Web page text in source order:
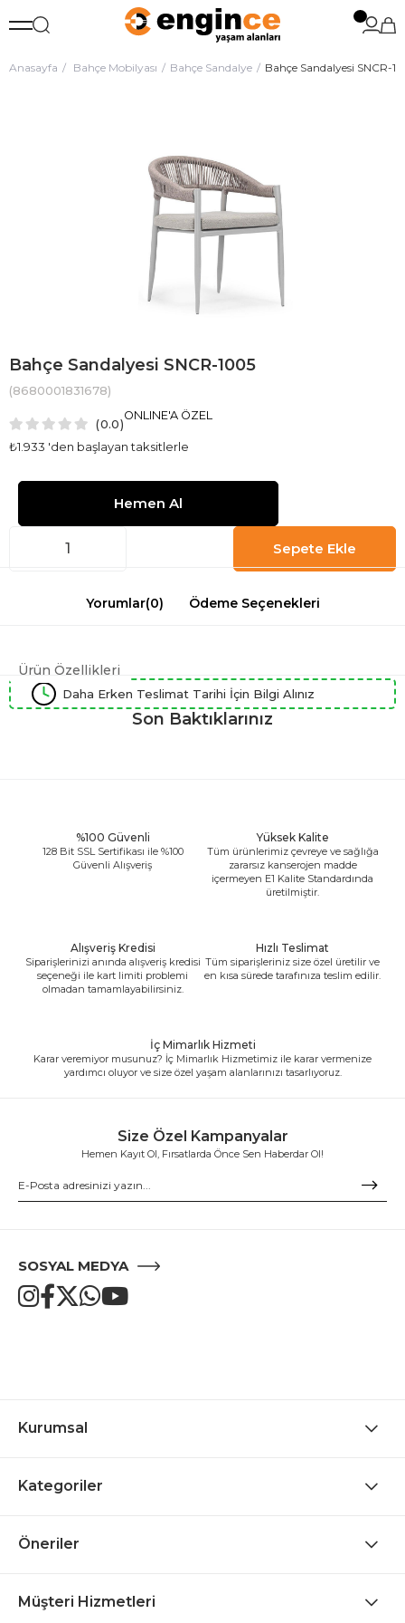
Anasayfa Bahçe Mobilyası Bahçe Sandalye Bahçe Sandalyesi SNCR-
Bahçe Sandalyesi SNCR-1005
(8680001831678)
0.0
₺1.933 'den başlayan taksitlerle
ONLINE'A ÖZEL
Yorumlar(0) Ödeme Seçenekleri
Ürün Özellikleri
Daha Erken Teslimat Tarihi İçin Bilgi Alınız
Son Baktıklarınız
%100 Güvenli
128 Bit SSL Sertifikası ile %100
Güvenli Alışveriş
Yüksek Kalite
Tüm ürünlerimiz çevreye ve sağlığa
zararsız kanserojen madde
içermeyen E1 Kalite Standardında
üretilmiştir.
Alışveriş Kredisi
Siparişlerinizi anında alışveriş kredisi
seçeneği ile kart limiti problemi
olmadan tamamlayabilirsiniz.
Hızlı Teslimat
Tüm siparişleriniz size özel üretilir ve
en kısa sürede tarafınıza teslim edilir.
İç Mimarlık Hizmeti
Karar veremiyor musunuz? İç Mimarlık Hizmetimiz ile karar vermenize
yardımcı oluyor ve size özel yaşam alanlarınızı tasarlıyoruz.
Size Özel Kampanyalar
Hemen Kayıt Ol, Fırsatlarda Önce Sen Haberdar Ol!
SOSYAL MEDYA
Kurumsal
Kategoriler
Öneriler
Müşteri Hizmetleri